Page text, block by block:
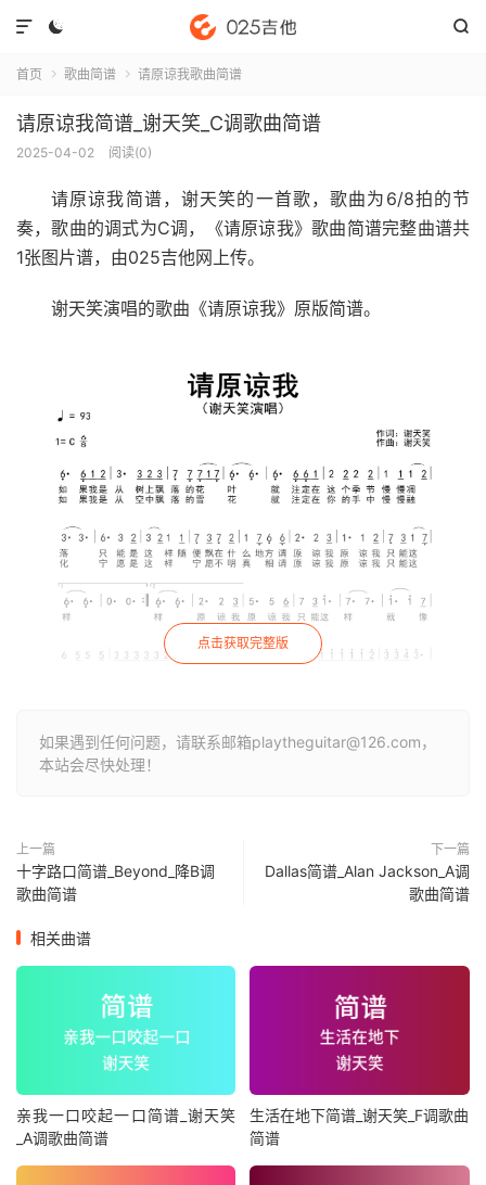
 

首页  歌曲简谱  请原谅我歌曲简谱
请原谅我简谱_谢天笑_C调歌曲简谱
2025-04-02 阅读(0)
请原谅我简谱，谢天笑的一首歌，歌曲为6/8拍的节
奏，歌曲的调式为C调，《请原谅我》歌曲简谱完整曲谱共
1张图片谱，由025吉他网上传。
谢天笑演唱的歌曲《请原谅我》原版简谱。
点击获取完整版
如果遇到任何问题，请联系邮箱playtheguitar@126.com，
本站会尽快处理！
上一篇
十字路口简谱_Beyond_降B调
歌曲简谱
下一篇
Dallas简谱_Alan Jackson_A调
歌曲简谱
相关曲谱
亲我一口咬起一口简谱_谢天笑
_A调歌曲简谱
生活在地下简谱_谢天笑_F调歌曲
简谱